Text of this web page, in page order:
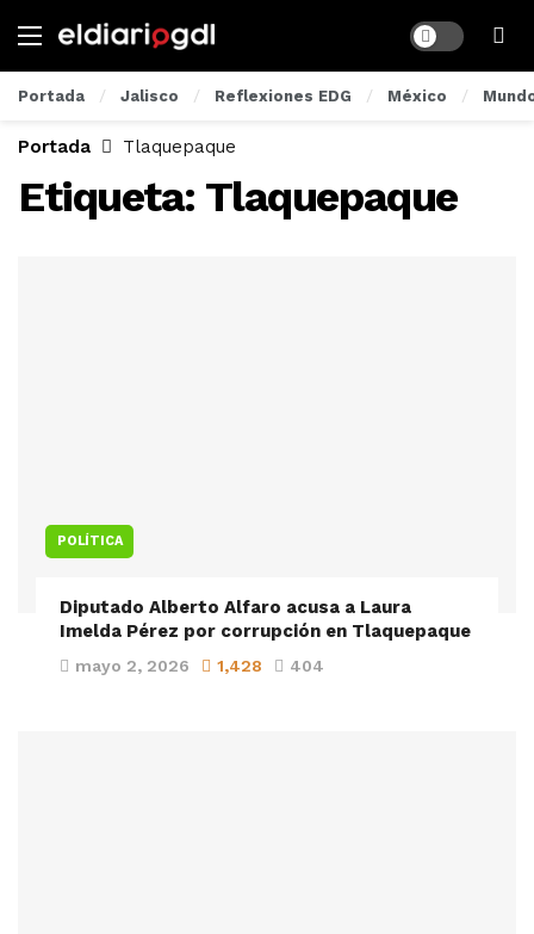
Dark mode
Portada Jalisco Reflexiones EDG México
Portada Tlaquepaque
Etiqueta: Tlaquepaque
POLÍTICA
Diputado Alberto Alfaro acusa a Laura
Imelda Pérez por corrupción en Tlaquepaque
mayo 2, 2026 1,428 404